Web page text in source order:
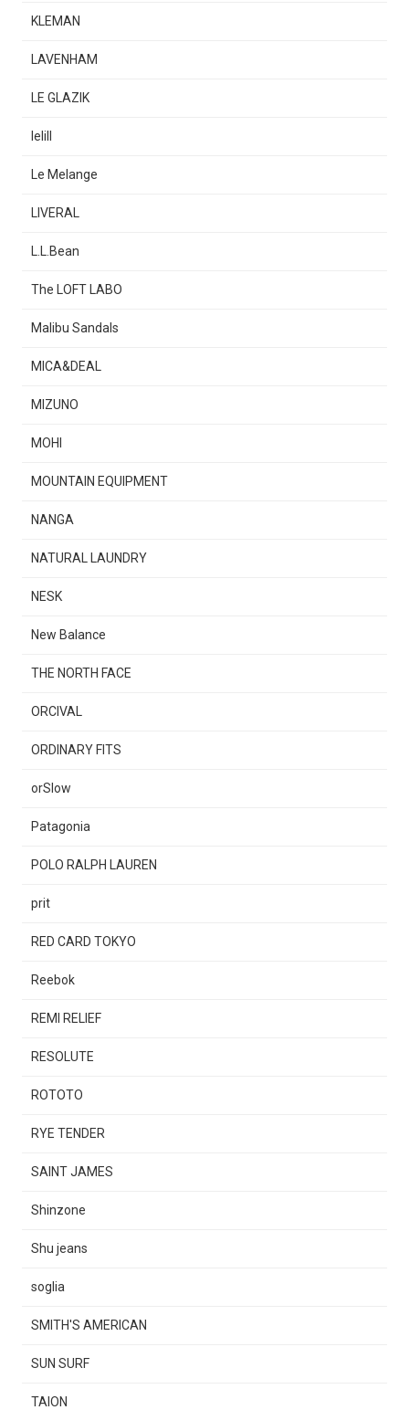
KLEMAN
LAVENHAM
LE GLAZIK
lelill
Le Melange
LIVERAL
L.L.Bean
The LOFT LABO
Malibu Sandals
MICA&DEAL
MIZUNO
MOHI
MOUNTAIN EQUIPMENT
NANGA
NATURAL LAUNDRY
NESK
New Balance
THE NORTH FACE
ORCIVAL
ORDINARY FITS
orSlow
Patagonia
POLO RALPH LAUREN
prit
RED CARD TOKYO
Reebok
REMI RELIEF
RESOLUTE
ROTOTO
RYE TENDER
SAINT JAMES
Shinzone
Shu jeans
soglia
SMITH'S AMERICAN
SUN SURF
TAION